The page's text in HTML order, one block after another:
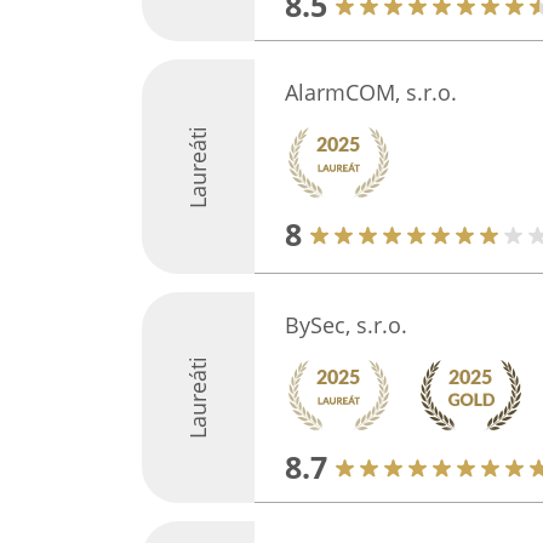
Laureáti
AlarmCOM, s.r.o.
8
Laureáti
BySec, s.r.o.
8.7